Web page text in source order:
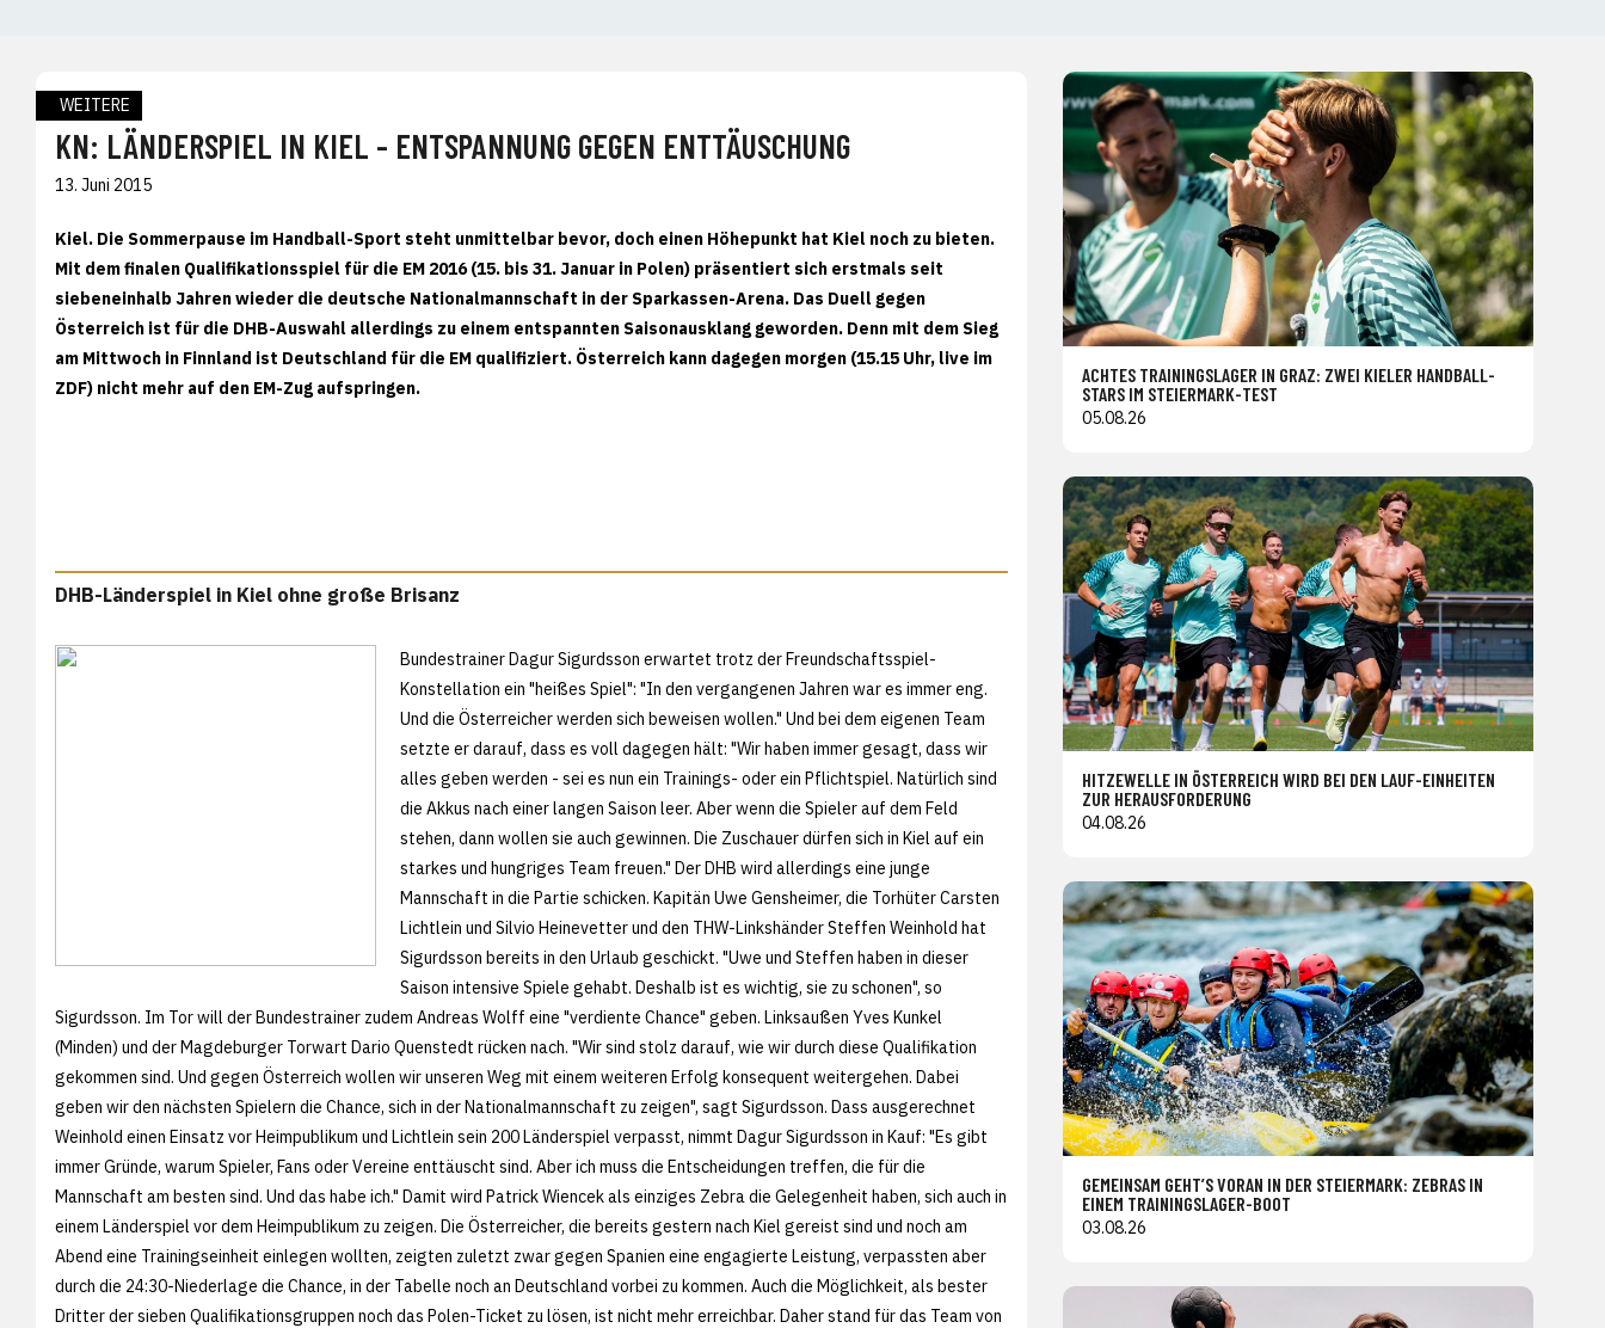
WEITERE
KN: LÄNDERSPIEL IN KIEL - ENTSPANNUNG GEGEN ENTTÄUSCHUNG
13. Juni 2015
Kiel. Die Sommerpause im Handball-Sport steht unmittelbar bevor, doch einen Höhepunkt hat Kiel noch zu bieten.
Mit dem finalen Qualifikationsspiel für die EM 2016 (15. bis 31. Januar in Polen) präsentiert sich erstmals seit
siebeneinhalb Jahren wieder die deutsche Nationalmannschaft in der Sparkassen-Arena. Das Duell gegen
Österreich ist für die DHB-Auswahl allerdings zu einem entspannten Saisonausklang geworden. Denn mit dem Sieg
am Mittwoch in Finnland ist Deutschland für die EM qualifiziert. Österreich kann dagegen morgen (15.15 Uhr, live im
ZDF) nicht mehr auf den EM-Zug aufspringen.
DHB-Länderspiel in Kiel ohne große Brisanz
Bundestrainer Dagur Sigurdsson erwartet trotz der Freundschaftsspiel-
Konstellation ein "heißes Spiel": "In den vergangenen Jahren war es immer eng.
Und die Österreicher werden sich beweisen wollen." Und bei dem eigenen Team
setzte er darauf, dass es voll dagegen hält: "Wir haben immer gesagt, dass wir
alles geben werden - sei es nun ein Trainings- oder ein Pflichtspiel. Natürlich sind
die Akkus nach einer langen Saison leer. Aber wenn die Spieler auf dem Feld
stehen, dann wollen sie auch gewinnen. Die Zuschauer dürfen sich in Kiel auf ein
starkes und hungriges Team freuen." Der DHB wird allerdings eine junge
Mannschaft in die Partie schicken. Kapitän Uwe Gensheimer, die Torhüter Carsten
Lichtlein und Silvio Heinevetter und den THW-Linkshänder Steffen Weinhold hat
Sigurdsson bereits in den Urlaub geschickt. "Uwe und Steffen haben in dieser
Saison intensive Spiele gehabt. Deshalb ist es wichtig, sie zu schonen", so
Sigurdsson. Im Tor will der Bundestrainer zudem Andreas Wolff eine "verdiente Chance" geben. Linksaußen Yves Kunkel
(Minden) und der Magdeburger Torwart Dario Quenstedt rücken nach. "Wir sind stolz darauf, wie wir durch diese Qualifikation
gekommen sind. Und gegen Österreich wollen wir unseren Weg mit einem weiteren Erfolg konsequent weitergehen. Dabei
geben wir den nächsten Spielern die Chance, sich in der Nationalmannschaft zu zeigen", sagt Sigurdsson. Dass ausgerechnet
Weinhold einen Einsatz vor Heimpublikum und Lichtlein sein 200 Länderspiel verpasst, nimmt Dagur Sigurdsson in Kauf: "Es gibt
immer Gründe, warum Spieler, Fans oder Vereine enttäuscht sind. Aber ich muss die Entscheidungen treffen, die für die
Mannschaft am besten sind. Und das habe ich." Damit wird Patrick Wiencek als einziges Zebra die Gelegenheit haben, sich auch in
einem Länderspiel vor dem Heimpublikum zu zeigen. Die Österreicher, die bereits gestern nach Kiel gereist sind und noch am
Abend eine Trainingseinheit einlegen wollten, zeigten zuletzt zwar gegen Spanien eine engagierte Leistung, verpassten aber
durch die 24:30-Niederlage die Chance, in der Tabelle noch an Deutschland vorbei zu kommen. Auch die Möglichkeit, als bester
Dritter der sieben Qualifikationsgruppen noch das Polen-Ticket zu lösen, ist nicht mehr erreichbar. Daher stand für das Team von
ACHTES TRAININGSLAGER IN GRAZ: ZWEI KIELER HANDBALL-
STARS IM STEIERMARK-TEST
05.08.26
HITZEWELLE IN ÖSTERREICH WIRD BEI DEN LAUF-EINHEITEN
ZUR HERAUSFORDERUNG
04.08.26
GEMEINSAM GEHT’S VORAN IN DER STEIERMARK: ZEBRAS IN
EINEM TRAININGSLAGER-BOOT
03.08.26